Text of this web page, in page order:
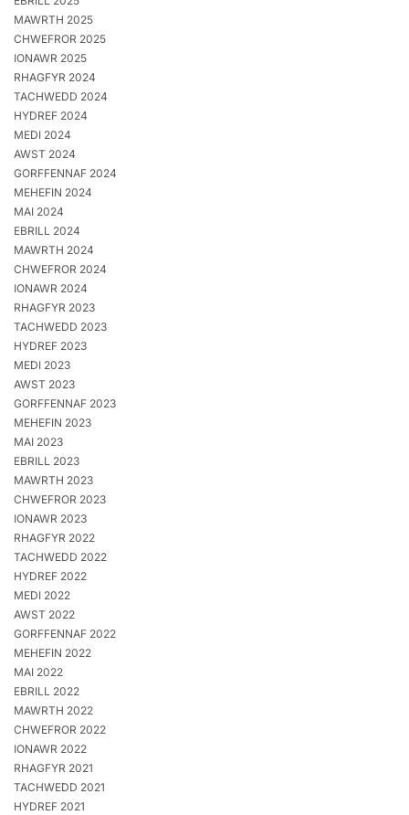
MAWRTH 2025
CHWEFROR 2025
IONAWR 2025
RHAGFYR 2024
TACHWEDD 2024
HYDREF 2024
MEDI 2024
AWST 2024
GORFFENNAF 2024
MEHEFIN 2024
MAI 2024
EBRILL 2024
MAWRTH 2024
CHWEFROR 2024
IONAWR 2024
RHAGFYR 2023
TACHWEDD 2023
HYDREF 2023
MEDI 2023
AWST 2023
GORFFENNAF 2023
MEHEFIN 2023
MAI 2023
EBRILL 2023
MAWRTH 2023
CHWEFROR 2023
IONAWR 2023
RHAGFYR 2022
TACHWEDD 2022
HYDREF 2022
MEDI 2022
AWST 2022
GORFFENNAF 2022
MEHEFIN 2022
MAI 2022
EBRILL 2022
MAWRTH 2022
CHWEFROR 2022
IONAWR 2022
RHAGFYR 2021
TACHWEDD 2021
HYDREF 2021